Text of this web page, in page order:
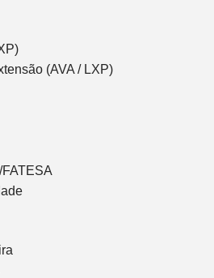
(AVA / LXP)